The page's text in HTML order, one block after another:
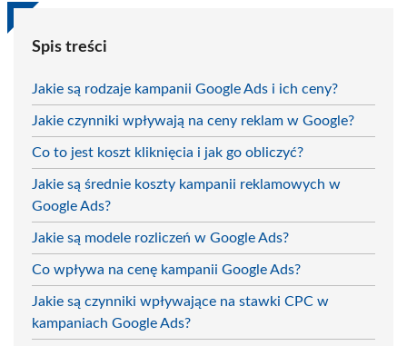
Spis treści
Jakie są rodzaje kampanii Google Ads i ich ceny?
Jakie czynniki wpływają na ceny reklam w Google?
Co to jest koszt kliknięcia i jak go obliczyć?
Jakie są średnie koszty kampanii reklamowych w
Google Ads?
Jakie są modele rozliczeń w Google Ads?
Co wpływa na cenę kampanii Google Ads?
Jakie są czynniki wpływające na stawki CPC w
kampaniach Google Ads?